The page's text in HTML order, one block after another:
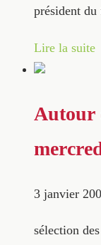
président
Lire la suite
Autour
3 janvier
sélection